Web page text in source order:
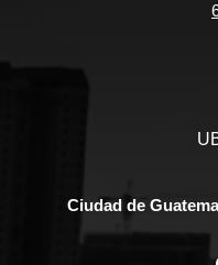
Ciudad de